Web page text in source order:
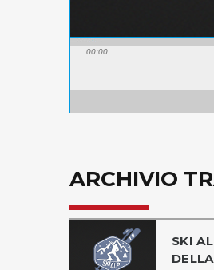
00:00
ARCHIVIO
SKI